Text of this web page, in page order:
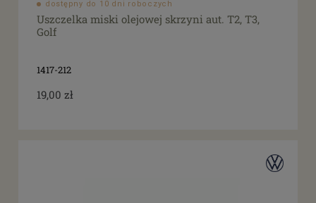
dostępny do 10 dni roboczych
Uszczelka miski olejowej skrzyni aut. T2, T3,
Golf
1417-212
19,00 zł